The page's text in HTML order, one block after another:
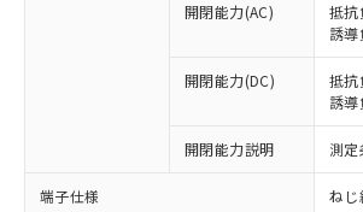
開閉能力(AC)
抵抗
誘
開閉能力(DC)
抵
誘
開閉能力説明 測
端子仕様 ねじ
ご利用条件
対応済み：EU RoHS指令（
非含有に対応した製品が提供可
対応予定：EU RoHS指令（10物
有に対応した製品に切り替える
対応予定なし：EU RoHS指令（